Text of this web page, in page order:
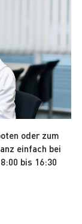
oder zum
einfach bei
bis 16:30